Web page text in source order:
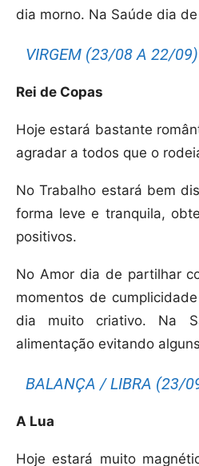
dia morno. Na Saúde dia
VIRGEM (23/08 A 22/09)
Rei de Copas
Hoje estará bastante
agradar a todos que o
No Trabalho estará bem
forma leve e tranquila,
positivos.
No Amor dia de partilhar
momentos de cumplicidade
dia muito criativo. Na
alimentação evitando
BALANÇA / LIBRA (23/
A Lua
Hoje estará muito